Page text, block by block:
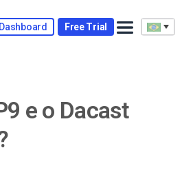
Dashboard Free Trial
e o Dacast